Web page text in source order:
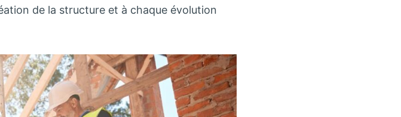
de la structure et à chaque évolution